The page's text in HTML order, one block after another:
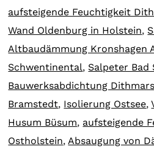
aufsteigende Feuchtigkeit
Wand Oldenburg in Holstein,
Altbaudämmung Kronshagen
Schwentinental, Salpeter Bad
Bauwerksabdichtung
Bramstedt, Isolierung Ostsee,
Husum Büsum, aufsteigende
Ostholstein, Absaugung von